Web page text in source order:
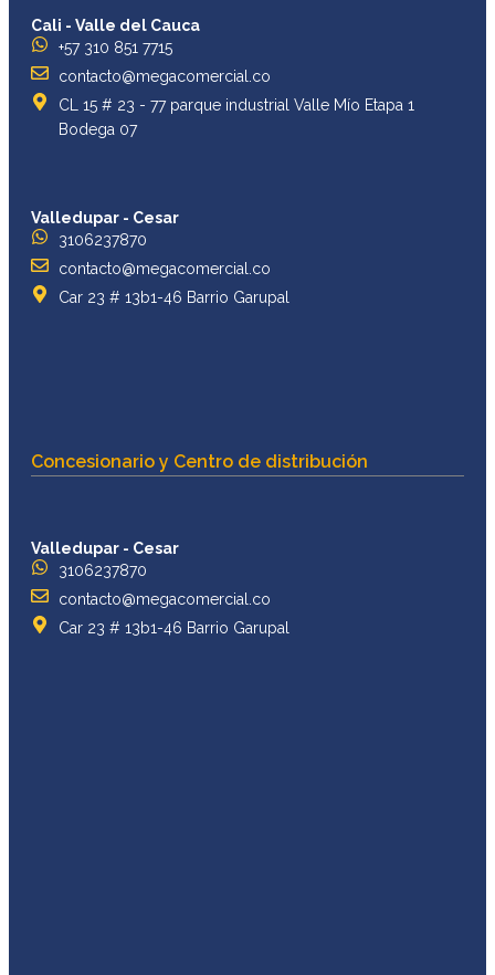
Cali - Valle del Cauca
+57 310 851 7715
contacto@megacomercial.co
CL 15 # 23 - 77 parque industrial Valle Mío Etapa 1
Bodega 07
Valledupar - Cesar
3106237870
contacto@megacomercial.co
Car 23 # 13b1-46 Barrio Garupal
Concesionario y Centro de distribución
Valledupar - Cesar
3106237870
contacto@megacomercial.co
Car 23 # 13b1-46 Barrio Garupal